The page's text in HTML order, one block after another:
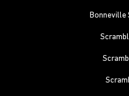
Bonneville